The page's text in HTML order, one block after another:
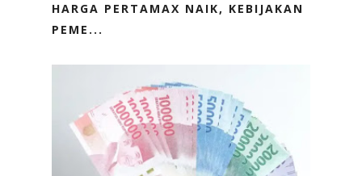
HARGA PERTAMAX NAIK, KEBIJAKAN
PEME...